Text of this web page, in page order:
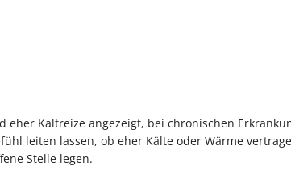
eher Kaltreize angezeigt, bei chronischen
leiten lassen, ob eher Kälte oder Wärme
Stelle legen.